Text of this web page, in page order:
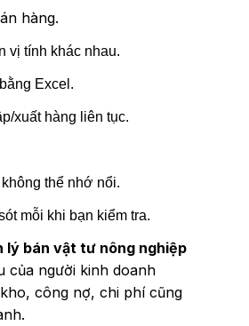
hàng.
vị tính khác nhau.
Excel.
xuất hàng liên tục.
thể nhớ nổi.
mỗi khi bạn kiểm tra.
lý bán vật tư nông nghiệp
của người kinh doanh
công nợ, chi phí cũng